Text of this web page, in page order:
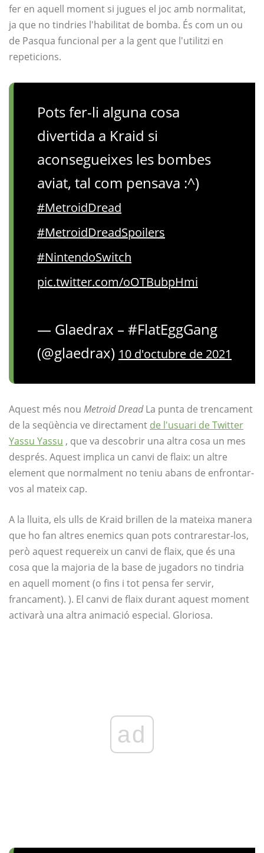
fer en aquell moment si jugues el joc amb normalitat,
ja que no tindries l'habilitat de bomba. És com un ou
de Pasqua funcional per a la gent que l'utilitzi en
repeticions.
Pots fer-li alguna cosa
divertida a Kraid si
aconsegueixes les bombes
aviat, tal com pensava :^)
#MetroidDread
#MetroidDreadSpoilers
#NintendoSwitch
pic.twitter.com/oOTBubpHmi
— Glaedrax – #FlatEggGang
(@glaedrax) 10 d'octubre de 2021
Aquest més nou Metroid DreadLa punta de trencament
de la seqüència ve directament de l'usuari de Twitter
Yassu Yassu , que va descobrir una altra cosa un mes
després. Aquest implica un canvi de flaix: un altre
element que normalment no teniu abans de enfrontar-
vos al mateix cap.
A la lluita, els ulls de Kraid brillen de la mateixa manera
que ho fan altres enemics quan pots contrarestar-los,
però aquest requereix un canvi de flaix, que és una
cosa que la majoria de la base de jugadors no tindria
en aquell moment (o fins i tot pensa fer servir,
francament). ). El canvi de flaix durant aquest moment
activarà una altra animació especial. Gloriosa.
ad